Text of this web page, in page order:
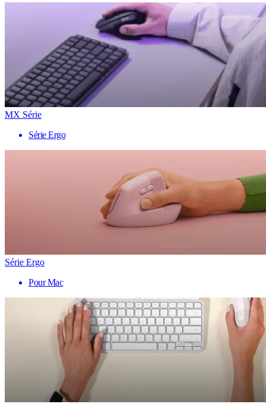
MX Série
Série Ergo
Série Ergo
Pour Mac